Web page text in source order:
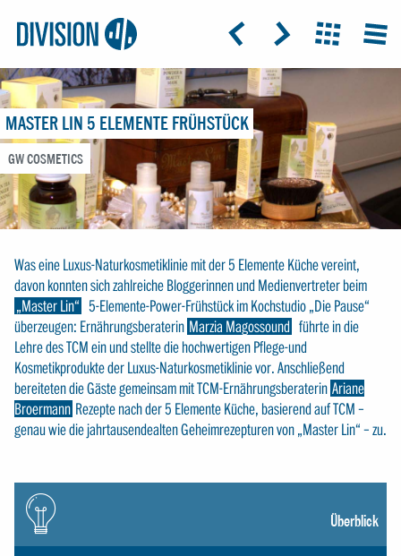
Logo:
Division4
ICON: ARROW-LEFT
ICON: ARROW-RIGHT
ICON:
MASTER LIN 5 ELEMENTE FRÜHSTÜCK
GW COSMETICS
Was eine Luxus-Naturkosmetiklinie mit der 5 Elemente Küche vereint,
davon konnten sich zahlreiche Bloggerinnen und Medienvertreter beim
„Master Lin“ 5-Elemente-Power-Frühstück im Kochstudio „Die Pause“
überzeugen: Ernährungsberaterin Marzia Magossound führte in die
Lehre des TCM ein und stellte die hochwertigen Pflege-und
Kosmetikprodukte der Luxus-Naturkosmetiklinie vor. Anschließend
bereiteten die Gäste gemeinsam mit TCM-Ernährungsberaterin Ariane
Broermann Rezepte nach der 5 Elemente Küche, basierend auf TCM –
genau wie die jahrtausendealten Geheimrezepturen von „Master Lin“ – zu.
Icon:
gluehbirne
Überblick